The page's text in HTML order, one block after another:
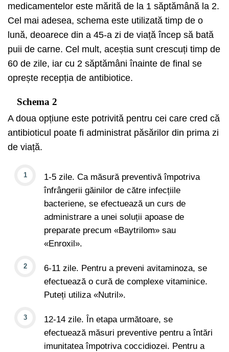
medicamentelor este mărită de la 1 săptămână la 2.
Cel mai adesea, schema este utilizată timp de o
lună, deoarece din a 45-a zi de viață încep să bată
puii de carne. Cel mult, aceștia sunt crescuți timp de
60 de zile, iar cu 2 săptămâni înainte de final se
oprește recepția de antibiotice.
Schema 2
A doua opțiune este potrivită pentru cei care cred că
antibioticul poate fi administrat păsărilor din prima zi
de viață.
1-5 zile. Ca măsură preventivă împotriva
înfrângerii găinilor de către infecțiile
bacteriene, se efectuează un curs de
administrare a unei soluții apoase de
preparate precum «Baytrilom» sau
«Enroxil».
6-11 zile. Pentru a preveni avitaminoza, se
efectuează o cură de complexe vitaminice.
Puteți utiliza «Nutril».
12-14 zile. În etapa următoare, se
efectuează măsuri preventive pentru a întări
imunitatea împotriva coccidiozei. Pentru a